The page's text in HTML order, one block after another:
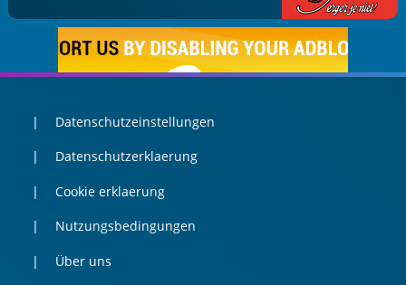
Datenschutzeinstellungen
Datenschutzerklaerung
Cookie erklaerung
Nutzungsbedingungen
Über uns